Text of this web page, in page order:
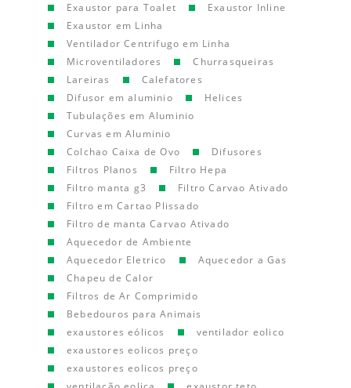
Exaustor para Toalet
Exaustor Inline
Exaustor em Linha
Ventilador Centrifugo em Linha
Microventiladores
Churrasqueiras
Lareiras
Calefatores
Difusor em aluminio
Helices
Tubulações em Aluminio
Curvas em Aluminio
Colchao Caixa de Ovo
Difusores
Filtros Planos
Filtro Hepa
Filtro manta g3
Filtro Carvao Ativado
Filtro em Cartao Plissado
Filtro de manta Carvao Ativado
Aquecedor de Ambiente
Aquecedor Eletrico
Aquecedor a Gas
Chapeu de Calor
Filtros de Ar Comprimido
Bebedouros para Animais
exaustores eólicos
ventilador eolico
exaustores eolicos preço
exaustores eolicos preço